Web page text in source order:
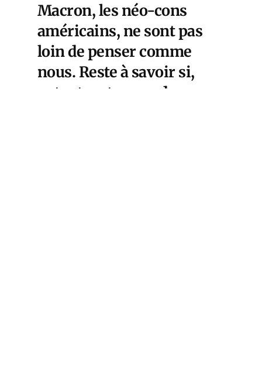
Macron, les néo-cons
américains, ne sont pas
loin de penser comme
nous. Reste à savoir si,
autant en termes de